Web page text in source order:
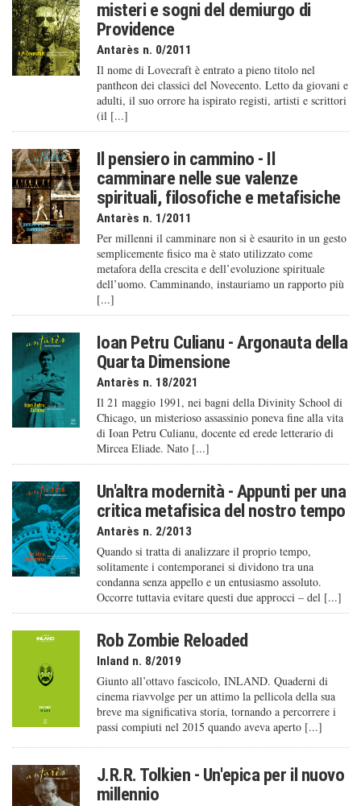
misteri e sogni del demiurgo di
Providence
Antarès n. 0/2011
Il nome di Lovecraft è entrato a pieno titolo nel
pantheon dei classici del Novecento. Letto da giovani e
adulti, il suo orrore ha ispirato registi, artisti e scrittori
(il [...]
Il pensiero in cammino - Il
camminare nelle sue valenze
spirituali, filosofiche e metafisiche
Antarès n. 1/2011
Per millenni il camminare non si è esaurito in un gesto
semplicemente fisico ma è stato utilizzato come
metafora della crescita e dell’evoluzione spirituale
dell’uomo. Camminando, instauriamo un rapporto più
[...]
Ioan Petru Culianu - Argonauta della
Quarta Dimensione
Antarès n. 18/2021
Il 21 maggio 1991, nei bagni della Divinity School di
Chicago, un misterioso assassinio poneva fine alla vita
di Ioan Petru Culianu, docente ed erede letterario di
Mircea Eliade. Nato [...]
Un'altra modernità - Appunti per una
critica metafisica del nostro tempo
Antarès n. 2/2013
Quando si tratta di analizzare il proprio tempo,
solitamente i contemporanei si dividono tra una
condanna senza appello e un entusiasmo assoluto.
Occorre tuttavia evitare questi due approcci – del [...]
Rob Zombie Reloaded
Inland n. 8/2019
Giunto all’ottavo fascicolo, INLAND. Quaderni di
cinema riavvolge per un attimo la pellicola della sua
breve ma significativa storia, tornando a percorrere i
passi compiuti nel 2015 quando aveva aperto [...]
J.R.R. Tolkien - Un'epica per il nuovo
millennio